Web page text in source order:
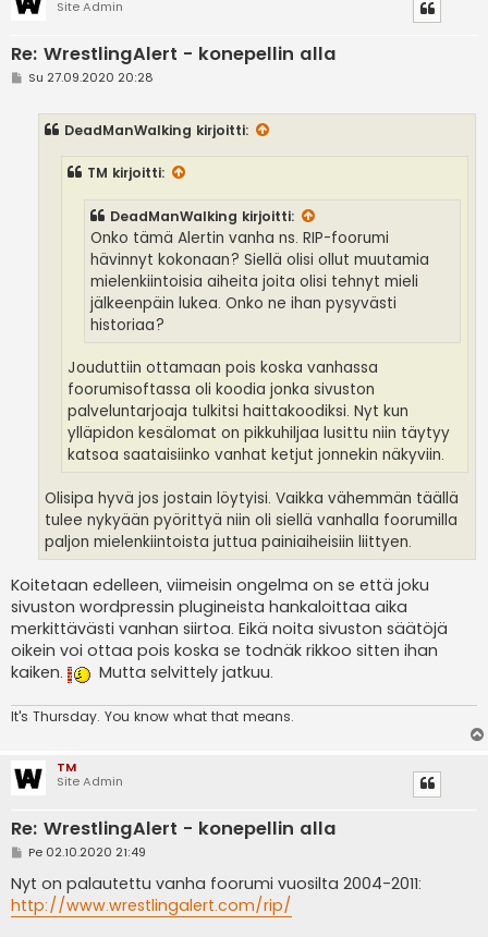
Site Admin
Re: WrestlingAlert - konepellin alla
VSu 27.09.2020 20:28
DeadManWalking kirjoitti:
TM kirjoitti:
DeadManWalking kirjoitti:
Onko tämä Alertin vanha ns. RIP-foorumi
hävinnyt kokonaan? Siellä olisi ollut muutamia
mielenkiintoisia aiheita joita olisi tehnyt mieli
jälkeenpäin lukea. Onko ne ihan pysyvästi
historiaa?
Jouduttiin ottamaan pois koska vanhassa
foorumisoftassa oli koodia jonka sivuston
palveluntarjoaja tulkitsi haittakoodiksi. Nyt kun
ylläpidon kesälomat on pikkuhiljaa lusittu niin täytyy
katsoa saataisiinko vanhat ketjut jonnekin näkyviin.
Olisipa hyvä jos jostain löytyisi. Vaikka vähemmän täällä
tulee nykyään pyörittyä niin oli siellä vanhalla foorumilla
paljon mielenkiintoista juttua painiaiheisiin liittyen.
Koitetaan edelleen, viimeisin ongelma on se että joku
sivuston wordpressin plugineista hankaloittaa aika
merkittävästi vanhan siirtoa. Eikä noita sivuston säätöjä
oikein voi ottaa pois koska se todnäk rikkoo sitten ihan
kaiken.
Mutta selvittely jatkuu.
It's Thursday. You know what that means.
TM
Site Admin
Re: WrestlingAlert - konepellin alla
V
e
s
t
i
Pe 02.10.2020 21:49
Nyt on palautettu vanha foorumi vuosilta 2004-2011:
http://www.wrestlingalert.com/rip/